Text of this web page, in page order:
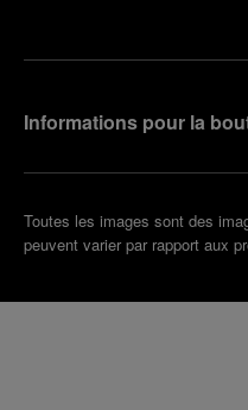
Informations pour la
Toutes les images sont des
peuvent varier par rapport aux